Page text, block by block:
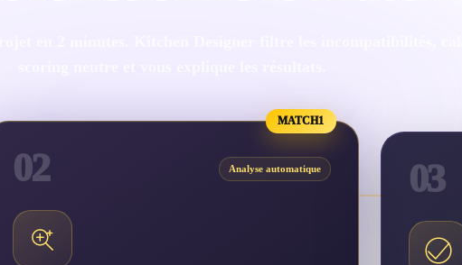
MATCH1
02 Analyse automatique 03